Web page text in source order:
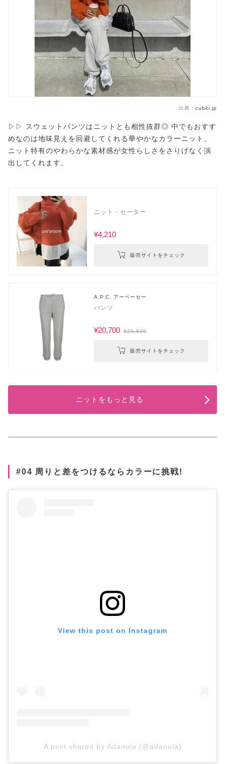
出典： cubki.jp
▷▷ スウェットパンツはニットとも相性抜群◎ 中でもおすす
めなのは地味見えを回避してくれる華やかなカラーニット。
ニット特有のやわらかな素材感が女性らしさをさりげなく演
出してくれます。
ニット・セーター
¥4,210
販売サイトをチェック
A.P.C. アーペーセー
パンツ
¥20,700 ¥20,800
販売サイトをチェック
ニットをもっと見る
#04 周りと差をつけるならカラーに挑戦!
View this post on Instagram
A post shared by Adanola (@adanola)